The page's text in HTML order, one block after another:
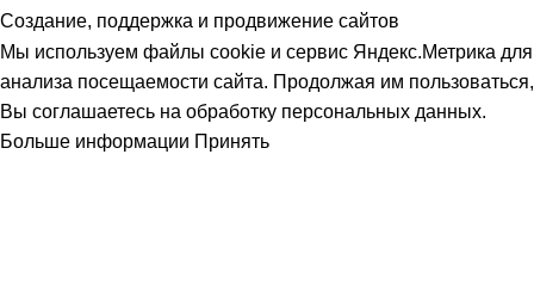
Создание, поддержка и продвижение сайтов
Мы используем файлы cookie и сервис Яндекс.Метрика для
анализа посещаемости сайта. Продолжая им пользоваться,
Вы соглашаетесь на обработку персональных данных.
Больше информации Принять